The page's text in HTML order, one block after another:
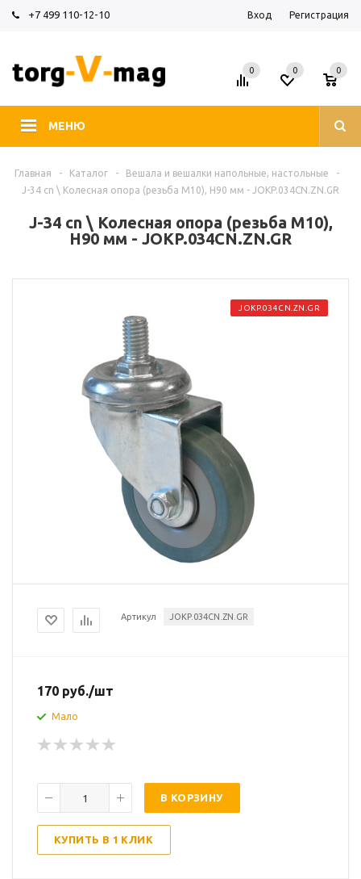
+7 499 110-12-10 Вход Регистрация
МЕНЮ
0 0
0
Главная - Каталог - Вешала и вешалки напольные, настольные
-
J-34 cn \ Колесная опора (резьба М10), H90 мм - JOKP.034CN.ZN.GR
J-34 cn \ Колесная опора (резьба М10),
H90 мм - JOKP.034CN.ZN.GR
JOKP.034CN.ZN.GR
Артикул JOKP.034CN.ZN.GR
170 руб./шт
Мало
В КОРЗИНУ
КУПИТЬ В 1 КЛИК